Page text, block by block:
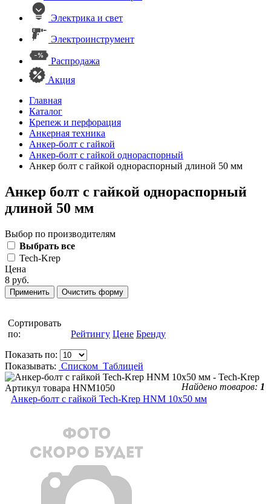
Электрика и свет
Электроинструмент
Распродажа
Акция
Главная
Каталог
Крепеж и перфорация
Анкерная техника
Анкер-болт с гайкой
Анкер-болт с гайкой однораспорный
Анкер болт с гайкой однораспорный длиной 50 мм
Анкер болт с гайкой однораспорный
длиной 50 мм
Выбор по производителям
Выбрать все
Tech-Krep
Цена
8 руб.
Сортировать
по:
Рейтингу Цене Бренду
Показать по:
Показывать: Списком Таблицей
Найдено товаров: 1
Артикул товара HNM1050
Анкер-болт с гайкой Tech-Krep HNM 10х50 мм